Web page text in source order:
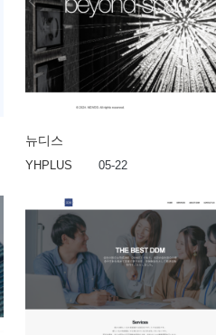
뉴디스
YHPLUS 05-22